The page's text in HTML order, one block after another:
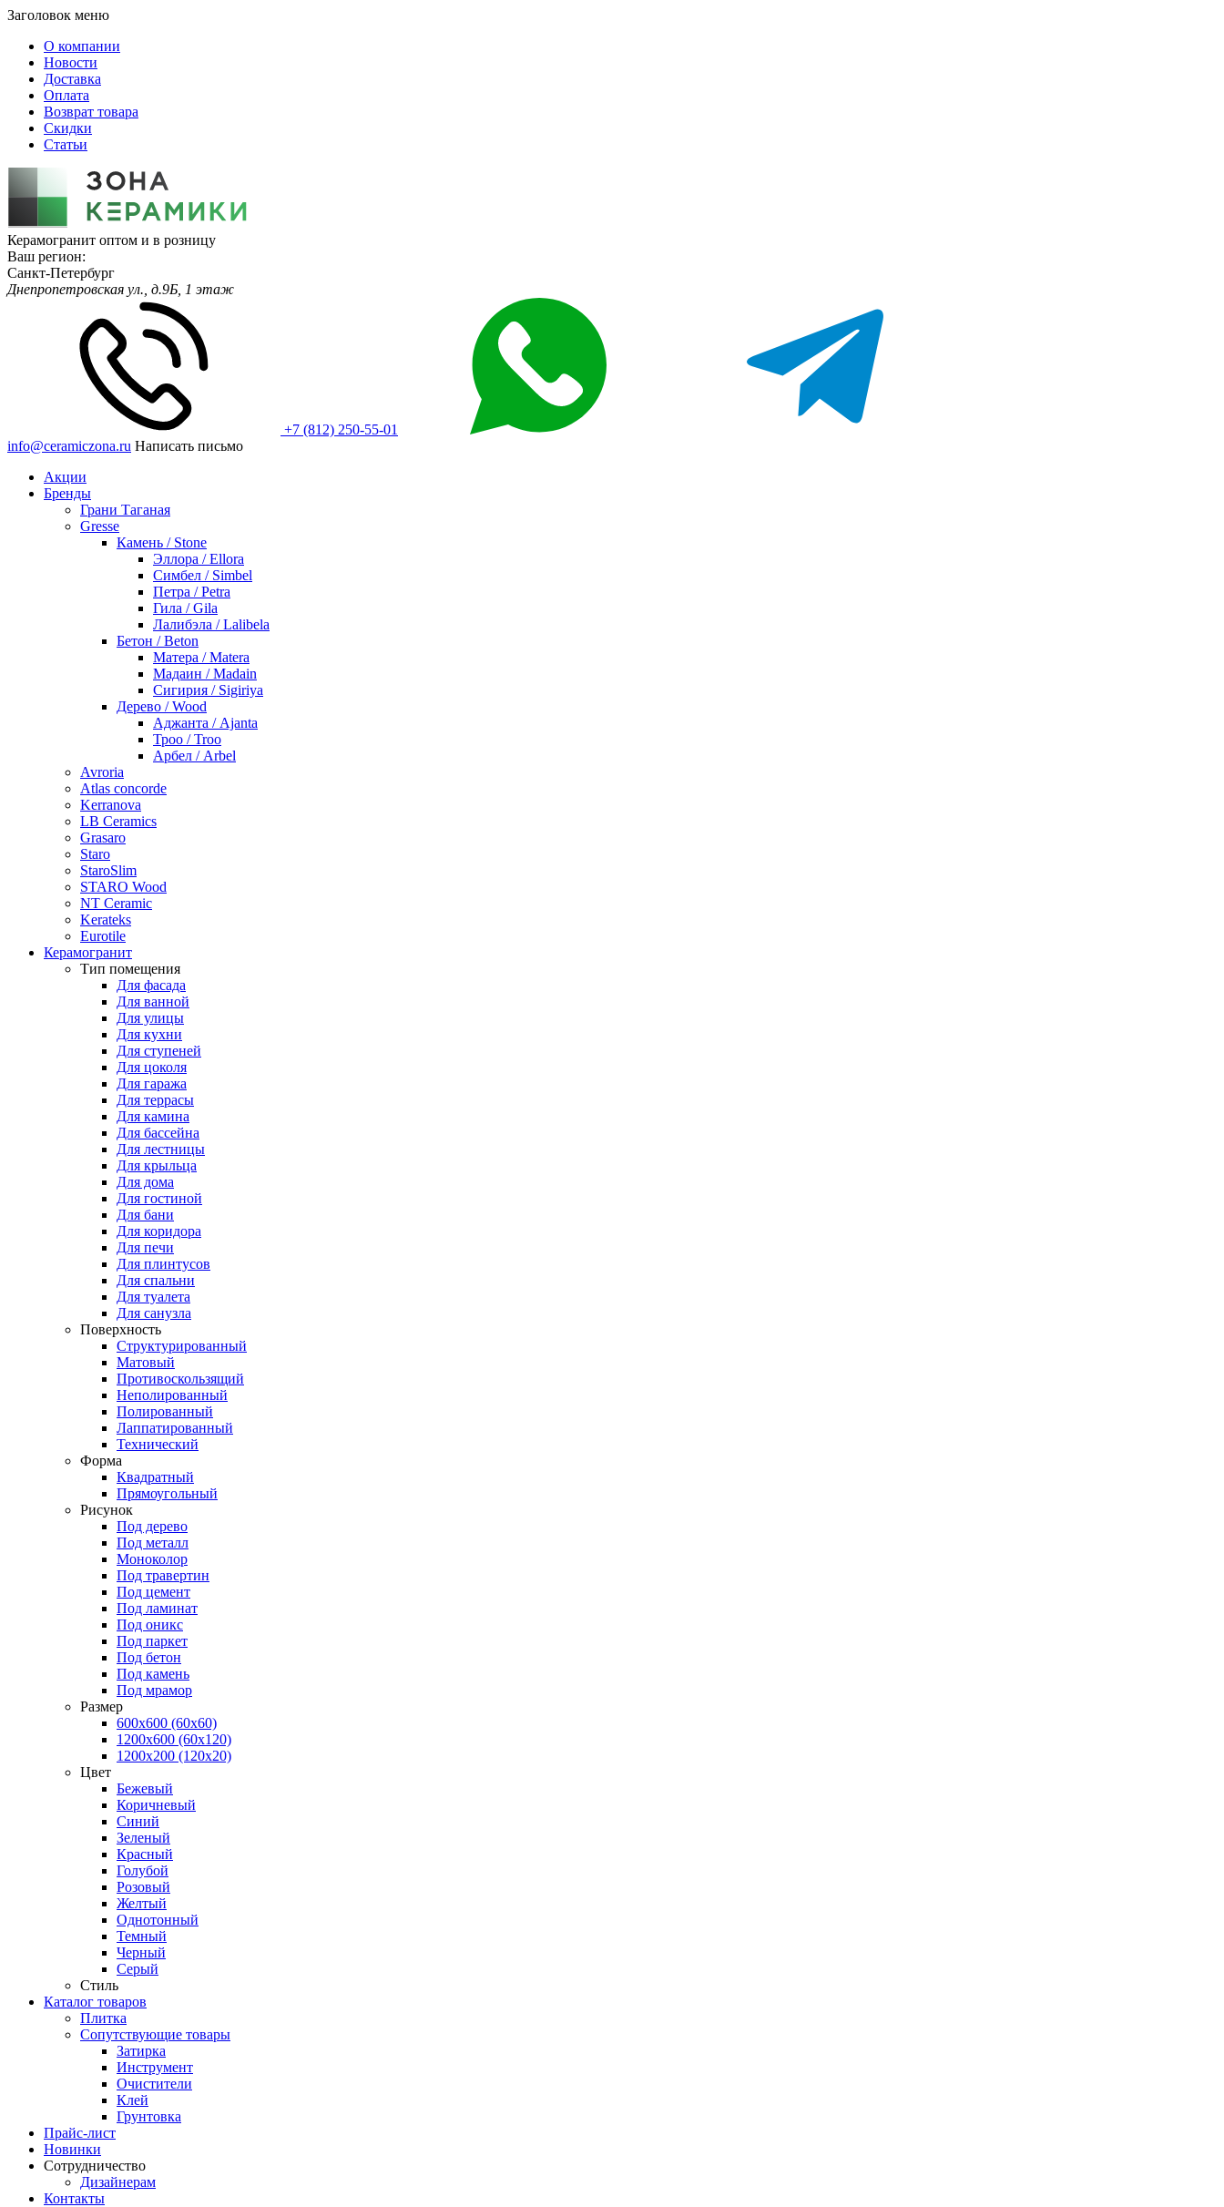
Заголовок меню
О компании
Новости
Доставка
Оплата
Возврат товара
Скидки
Статьи
Керамогранит оптом и в розницу
Ваш регион:
Санкт-Петербург
Днепропетровская ул., д.9Б, 1 этаж
+7 (812) 250-55-01
info@ceramiczona.ru Написать письмо
Акции
Бренды
Грани Таганая
Gresse
Камень / Stone
Эллора / Ellora
Симбел / Simbel
Петра / Petra
Гила / Gila
Лалибэла / Lalibela
Бетон / Beton
Матера / Matera
Мадаин / Madain
Сигирия / Sigiriya
Дерево / Wood
Аджанта / Ajanta
Троо / Troo
Арбел / Arbel
Avroria
Atlas concorde
Kerranova
LB Ceramics
Grasaro
Staro
StaroSlim
STARO Wood
NT Ceramic
Kerateks
Eurotile
Керамогранит
Тип помещения
Для фасада
Для ванной
Для улицы
Для кухни
Для ступеней
Для цоколя
Для гаража
Для террасы
Для камина
Для бассейна
Для лестницы
Для крыльца
Для дома
Для гостиной
Для бани
Для коридора
Для печи
Для плинтусов
Для спальни
Для туалета
Для санузла
Поверхность
Структурированный
Матовый
Противоскользящий
Неполированный
Полированный
Лаппатированный
Технический
Форма
Квадратный
Прямоугольный
Рисунок
Под дерево
Под металл
Моноколор
Под травертин
Под цемент
Под ламинат
Под оникс
Под паркет
Под бетон
Под камень
Под мрамор
Размер
600х600 (60х60)
1200х600 (60х120)
1200х200 (120x20)
Цвет
Бежевый
Коричневый
Синий
Зеленый
Красный
Голубой
Розовый
Желтый
Однотонный
Темный
Черный
Серый
Стиль
Каталог товаров
Плитка
Сопутствующие товары
Затирка
Инструмент
Очистители
Клей
Грунтовка
Прайс-лист
Новинки
Сотрудничество
Дизайнерам
Контакты